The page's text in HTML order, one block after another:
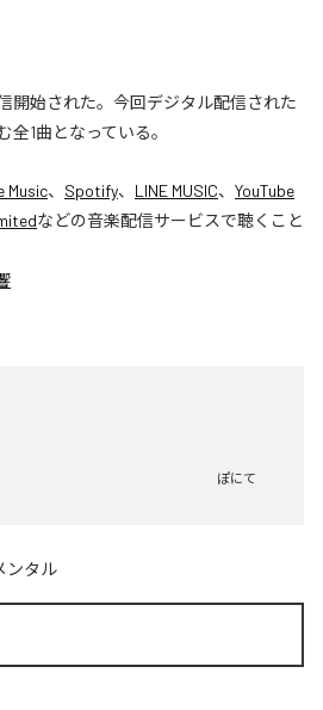
開始された。今回デジタル配信された
全1曲となっている。
Music、 Spotify、 LINE MUSIC、 YouTube
などの音楽配信サービスで聴くこと
ぽにて
ンタル